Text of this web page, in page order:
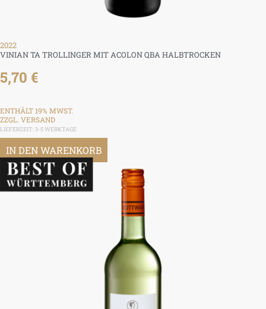
2022
VINIAN TA TROLLINGER MIT ACOLON QBA HALBTROCKEN
5,70 €
ENTHÄLT 19% MWST.
ZZGL. VERSAND
LIEFERZEIT: 3-5 WERKTAGE
IN DEN WARENKORB